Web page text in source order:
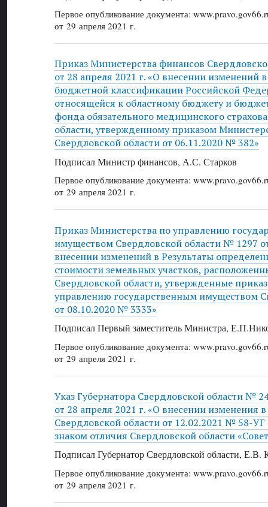
Первое опубликование документа:
от 29 апреля 2021 г.
Приказ Министерства финансов
от 28 апреля 2021 г. «О внесении
бюджетной классификации Российской
относящейся к областному бюджету и
фонда обязательного медицинского
области, утвержденному приказом
Свердловской области от 06.11.2020 № 382»
Подписал Министр финансов, А.С. Старков
Первое опубликование документа:
от 29 апреля 2021 г.
Приказ Министерства по управлению
имуществом Свердловской области № 1297
внесении изменений в Результаты
стоимости земельных участков,
Свердловской области, утвержденные
управлению государственным имуществом
от 08.10.2020 № 3333»
Подписал Первый заместитель Министра,
Первое опубликование документа:
от 29 апреля 2021 г.
Указ Губернатора Свердловской области №
от 28 апреля 2021 г. «О внесении изменения
Свердловской области от 12.02.2021 № 58-
знаком отличия Свердловской области
Подписал Губернатор Свердловской области, Е.В.
Первое опубликование документа:
от 29 апреля 2021 г.